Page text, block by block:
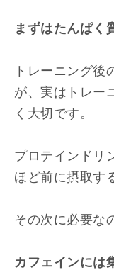
まずはたんぱく
トレーニング後
が、実はトレー
く大切です。
プロテインドリ
ほど前に摂取す
その次に必要な
カフェインには